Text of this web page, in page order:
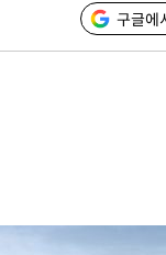
구글에